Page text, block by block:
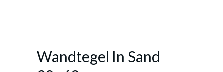
Wandtegel In Sand